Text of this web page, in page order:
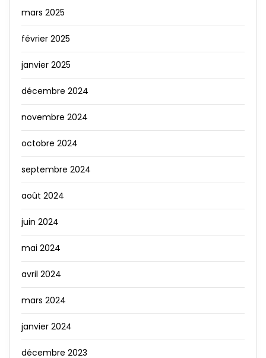
mars 2025
février 2025
janvier 2025
décembre 2024
novembre 2024
octobre 2024
septembre 2024
août 2024
juin 2024
mai 2024
avril 2024
mars 2024
janvier 2024
décembre 2023